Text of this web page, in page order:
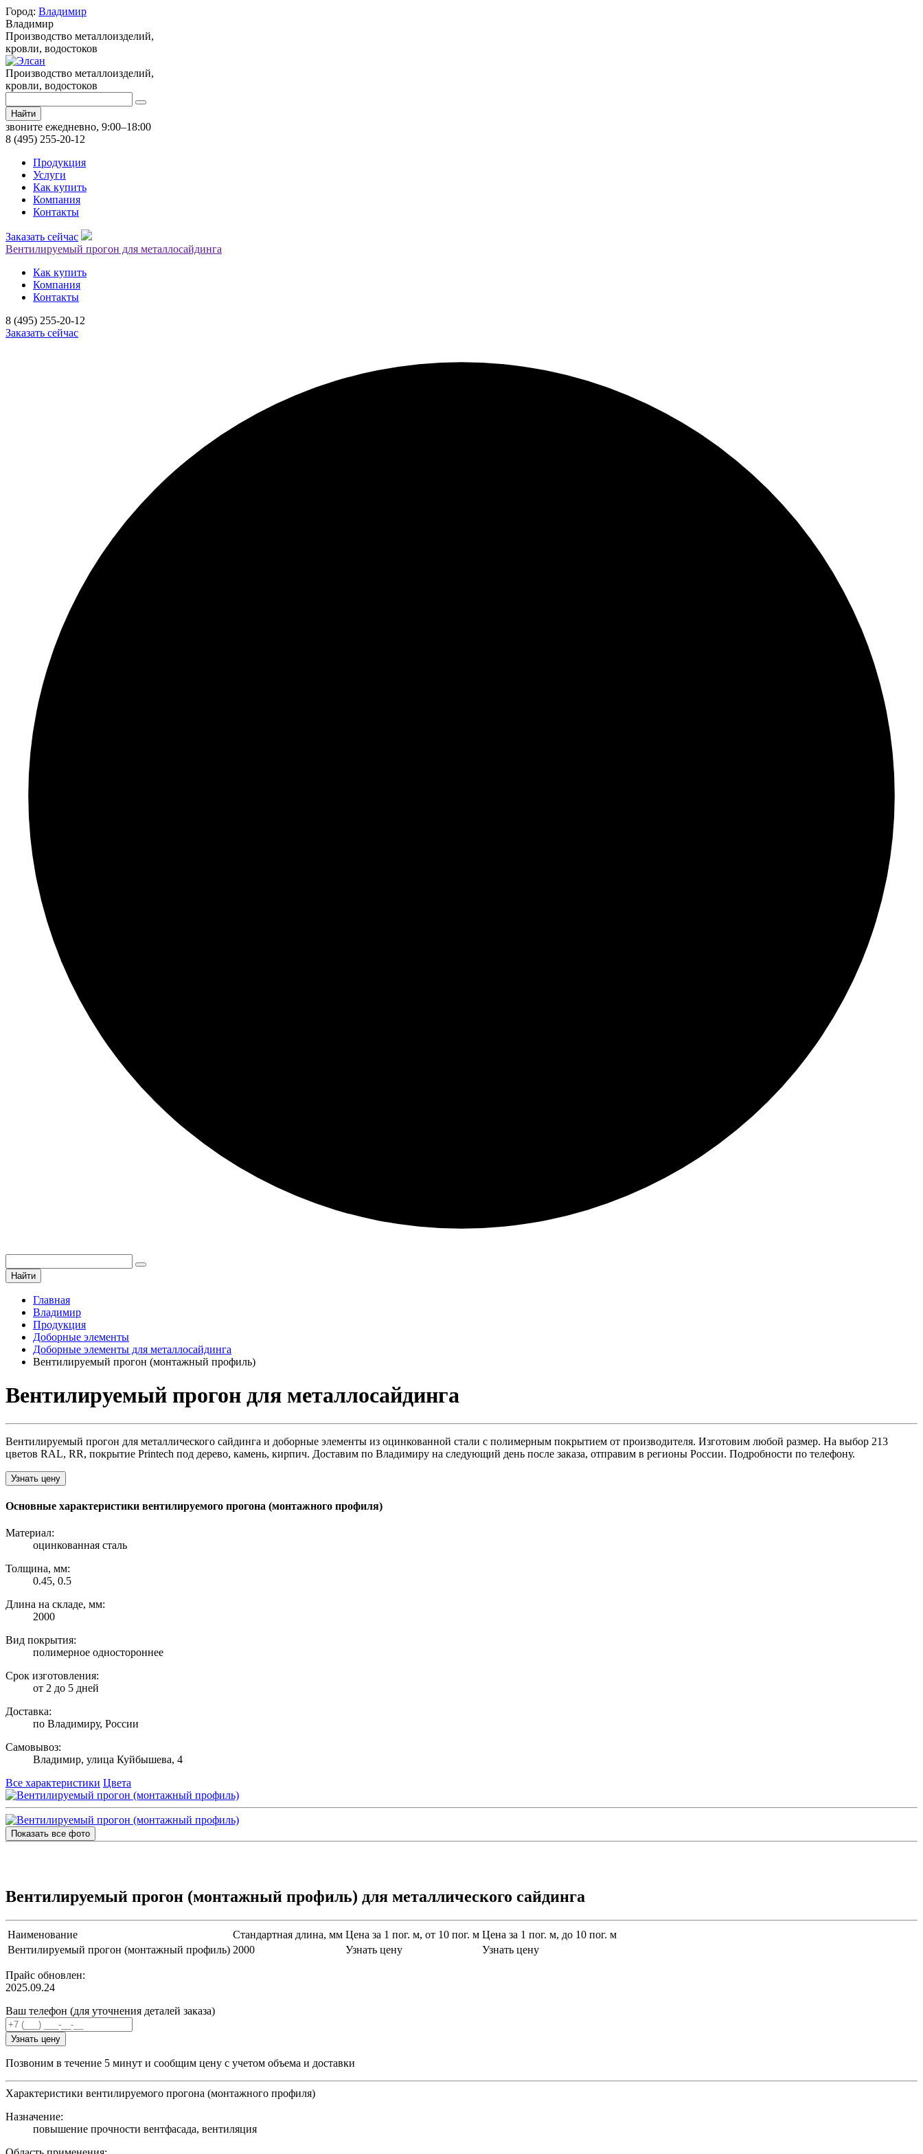
Город: Владимир
Владимир
Производство металлоизделий,
кровли, водостоков
Производство металлоизделий,
кровли, водостоков
Найти
звоните ежедневно, 9:00–18:00
8 (495) 255-20-12
Продукция
Услуги
Как купить
Компания
Контакты
Заказать сейчас
Вентилируемый прогон для металлосайдинга
Как купить
Компания
Контакты
8 (495) 255-20-12
Заказать сейчас
Найти
Главная
Владимир
Продукция
Доборные элементы
Доборные элементы для металлосайдинга
Вентилируемый прогон (монтажный профиль)
Вентилируемый прогон для металлосайдинга
Вентилируемый прогон для металлического сайдинга и доборные элементы из оцинкованной стали с полимерным покрытием от производителя. Изготовим любой размер. На выбор 213
цветов RAL, RR, покрытие Printech под дерево, камень, кирпич. Доставим по Владимиру на следующий день после заказа, отправим в регионы России. Подробности по телефону.
Узнать цену
Основные характеристики вентилируемого прогона (монтажного профиля)
Материал:
оцинкованная сталь
Толщина, мм:
0.45, 0.5
Длина на складе, мм:
2000
Вид покрытия:
полимерное одностороннее
Срок изготовления:
от 2 до 5 дней
Доставка:
по Владимиру, России
Самовывоз:
Владимир, улица Куйбышева, 4
Все характеристики Цвета
Показать все фото
Вентилируемый прогон (монтажный профиль) для металлического сайдинга
Наименование Стандартная длина, мм Цена за 1 пог. м, от 10 пог. м Цена за 1 пог. м, до 10 пог. м
Вентилируемый прогон (монтажный профиль) 2000 Узнать цену Узнать цену
Прайс обновлен:
2025.09.24
Ваш телефон (для уточнения деталей заказа)
Узнать цену
Позвоним в течение 5 минут и сообщим цену с учетом объема и доставки
Характеристики вентилируемого прогона (монтажного профиля)
Назначение:
повышение прочности вентфасада, вентиляция